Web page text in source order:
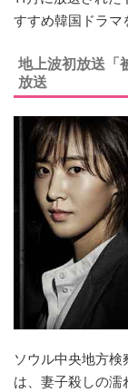
すすめ韓国ドラマ
地上波初放送「
放送
ソウル中央地方
は、妻子殺しの